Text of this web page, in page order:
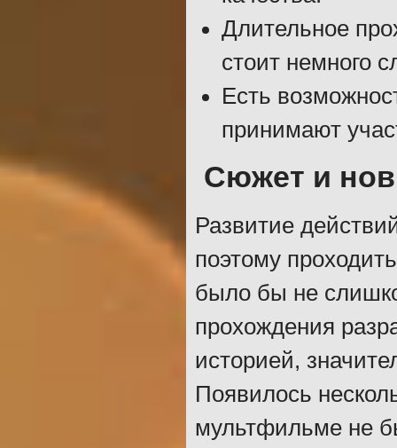
Длительное
стоит немного
Есть
принимают
Сюжет и
Развитие
поэтому
было бы не
прохождения
историей,
Появилось
мультфильме не